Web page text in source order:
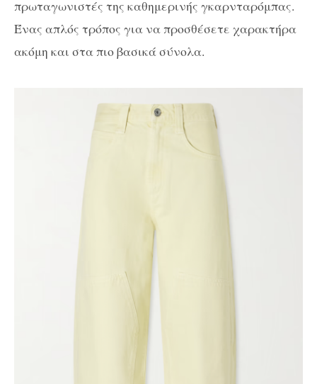
πρωταγωνιστές της καθημερινής γκαρνταρόμπας.
Ένας απλός τρόπος για να προσθέσετε χαρακτήρα
ακόμη και στα πιο βασικά σύνολα.